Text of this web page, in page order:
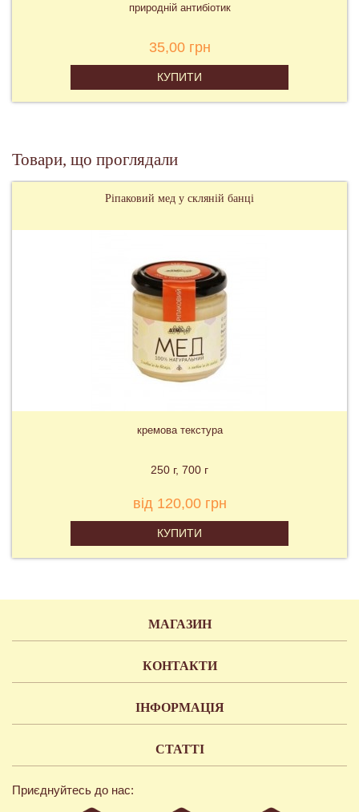
природній антибіотик
35,00 грн
КУПИТИ
Товари, що проглядали
Ріпаковий мед у скляній банці
кремова текстура
250 г 700 г
від 120,00 грн
КУПИТИ
МАГАЗИН
КОНТАКТИ
ІНФОРМАЦІЯ
СТАТТІ
Приєднуйтесь до нас: